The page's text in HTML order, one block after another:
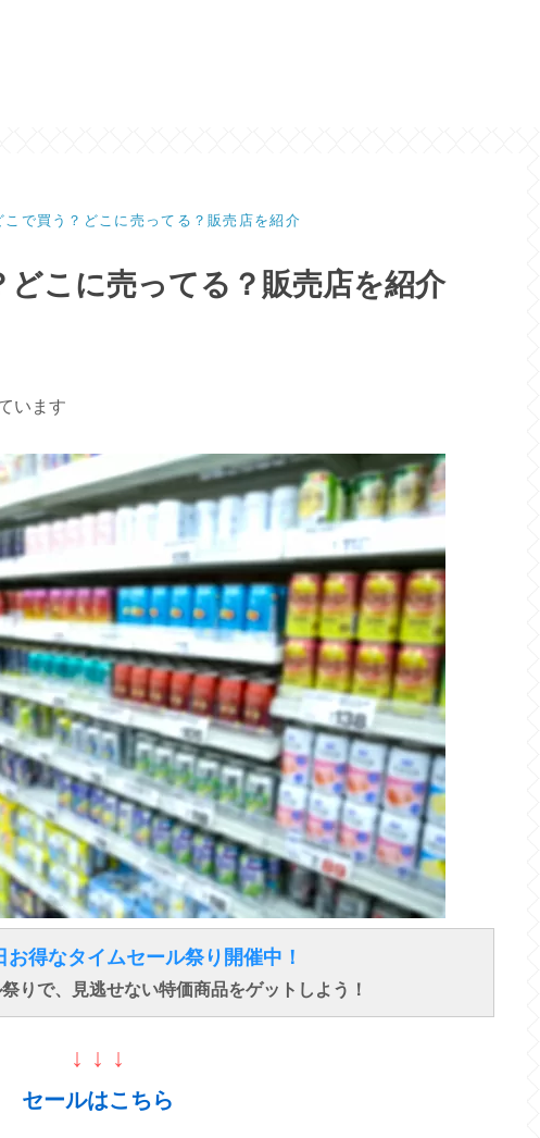
こで買う？どこに売ってる？販売店を紹介
こに売ってる？販売店を紹介
います
得なタイムセール祭り開催中！
りで、見逃せない特価商品をゲットしよう！
↓ ↓ ↓
セールはこちら